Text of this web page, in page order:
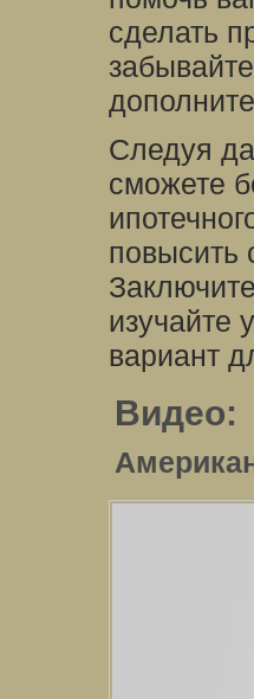
сделать
Следуя
сможете
повысить
изучайте
вариант
Видео: